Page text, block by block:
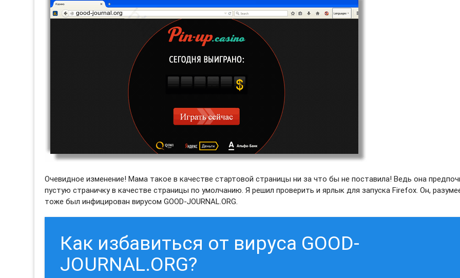
Очевидное изменение! Мама такое в качестве стартовой страницы ни за что бы не поставила! Ведь она
пустую страничку в качестве страницы по умолчанию. Я решил проверить и ярлык для запуска Firefox. Он,
тоже был инфицирован вирусом GOOD-JOURNAL.ORG.
Как избавиться от вируса GOOD-
JOURNAL.ORG?